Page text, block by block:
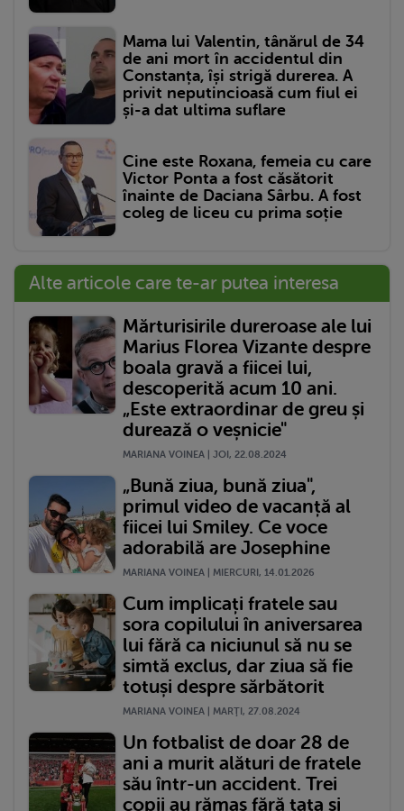
Mama lui Valentin, tânărul de 34
de ani mort în accidentul din
Constanța, își strigă durerea. A
privit neputincioasă cum fiul ei
și-a dat ultima suflare
Cine este Roxana, femeia cu care
Victor Ponta a fost căsătorit
înainte de Daciana Sârbu. A fost
coleg de liceu cu prima soție
Alte articole care te-ar putea interesa
Mărturisirile dureroase ale lui
Marius Florea Vizante despre
boala gravă a fiicei lui,
descoperită acum 10 ani.
„Este extraordinar de greu și
durează o veșnicie"
MARIANA VOINEA | JOI, 22.08.2024
„Bună ziua, bună ziua",
primul video de vacanță al
fiicei lui Smiley. Ce voce
adorabilă are Josephine
MARIANA VOINEA | MIERCURI, 14.01.2026
Cum implicați fratele sau
sora copilului în aniversarea
lui fără ca niciunul să nu se
simtă exclus, dar ziua să fie
totuși despre sărbătorit
MARIANA VOINEA | MARŢI, 27.08.2024
Un fotbalist de doar 28 de
ani a murit alături de fratele
său într-un accident. Trei
copii au rămas fără tata și